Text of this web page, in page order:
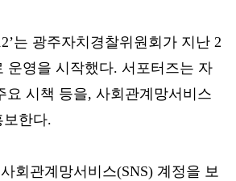
는 광주자치경찰위원회가 지난 2
운영을 시작했다. 서포터즈는 자
요 시책 등을, 사회관계망서비스
보한다.
회관계망서비스(SNS) 계정을 보